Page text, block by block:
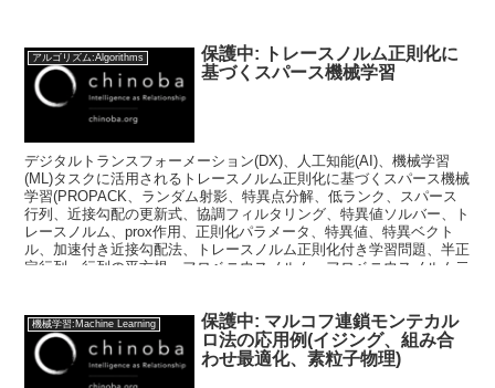
アルゴリズム:Algorithms
保護中: トレースノルム正則化に
基づくスパース機械学習
デジタルトランスフォーメーション(DX)、人工知能(AI)、機械学習
(ML)タスクに活用されるトレースノルム正則化に基づくスパース機械
学習(PROPACK、ランダム射影、特異点分解、低ランク、スパース
行列、近接勾配の更新式、協調フィルタリング、特異値ソルバー、ト
レースノルム、prox作用、正則化パラメータ、特異値、特異ベクト
ル、加速付き近接勾配法、トレースノルム正則化付き学習問題、半正
定行列、行列の平方根、フロベニウスノルム、フロベニウスノルム二
機械学習:Machine Learning
保護中: マルコフ連鎖モンテカル
ロ法の応用例(イジング、組み合
わせ最適化、素粒子物理)